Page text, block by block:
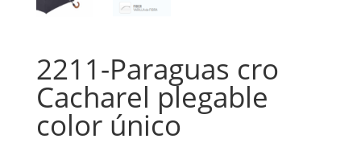
2211-Paraguas cro
Cacharel plegable
color único